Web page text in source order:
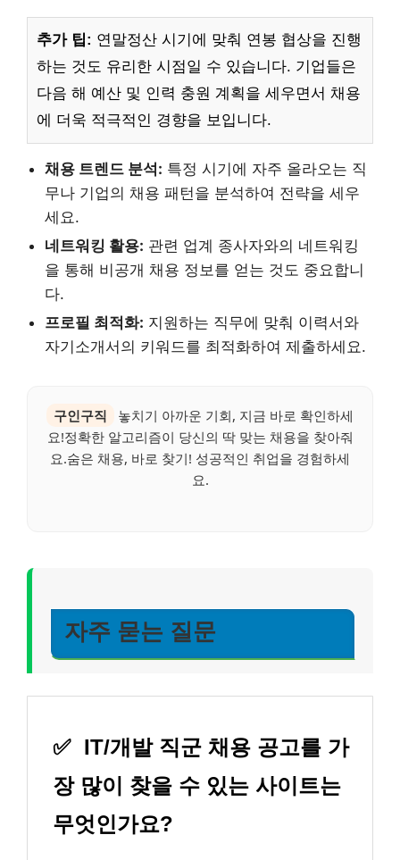
추가 팁: 연말정산 시기에 맞춰 연봉 협상을 진행
하는 것도 유리한 시점일 수 있습니다. 기업들은
다음 해 예산 및 인력 충원 계획을 세우면서 채용
에 더욱 적극적인 경향을 보입니다.
채용 트렌드 분석: 특정 시기에 자주 올라오는 직
무나 기업의 채용 패턴을 분석하여 전략을 세우
세요.
네트워킹 활용: 관련 업계 종사자와의 네트워킹
을 통해 비공개 채용 정보를 얻는 것도 중요합니
다.
프로필 최적화: 지원하는 직무에 맞춰 이력서와
자기소개서의 키워드를 최적화하여 제출하세요.
구인구직
놓치기 아까운 기회, 지금 바로 확인하세
요!정확한 알고리즘이 당신의 딱 맞는 채용을 찾아줘
요.숨은 채용, 바로 찾기! 성공적인 취업을 경험하세
요.
자주 묻는 질문
✅ IT/개발 직군 채용 공고를 가
장 많이 찾을 수 있는 사이트는
무엇인가요?